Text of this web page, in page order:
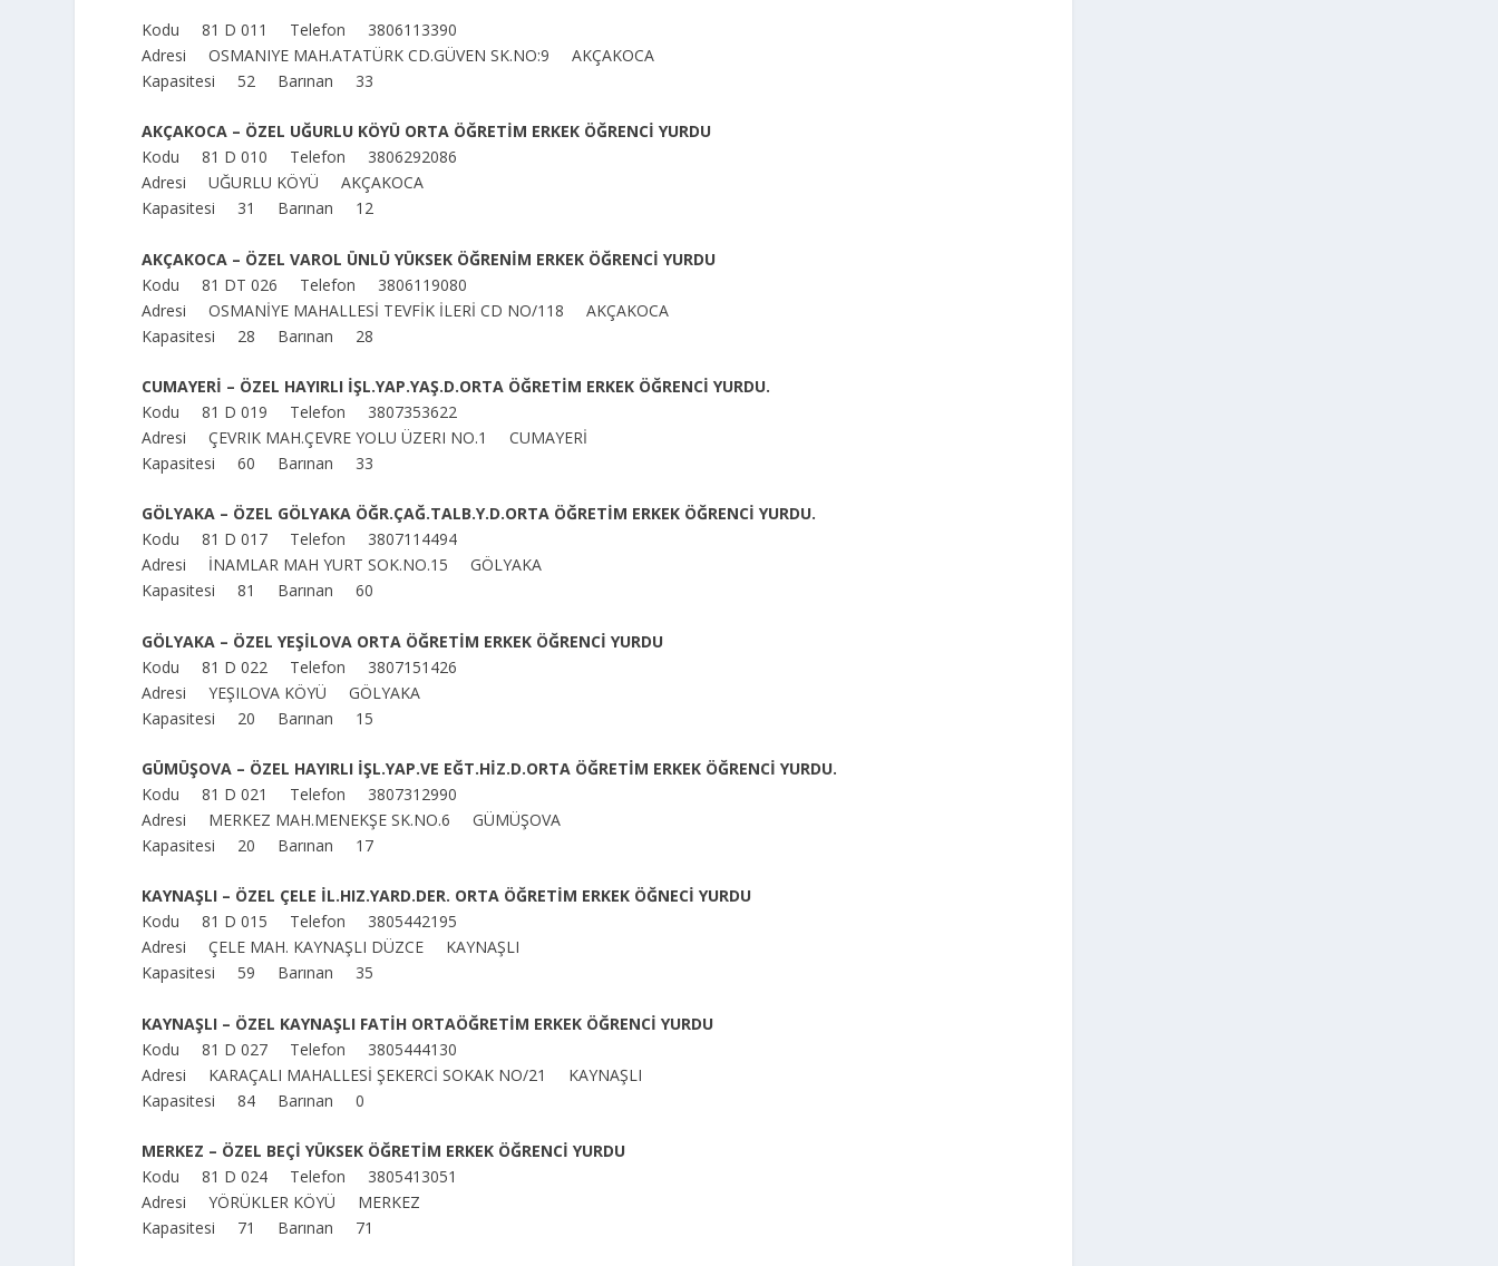
Kodu 81 D 011 Telefon 3806113390
Adresi OSMANIYE MAH.ATATÜRK CD.GÜVEN SK.NO:9 AKÇAKOCA
Kapasitesi 52 Barınan 33
AKÇAKOCA – ÖZEL UĞURLU KÖYÜ ORTA ÖĞRETİM ERKEK ÖĞRENCİ YURDU
Kodu 81 D 010 Telefon 3806292086
Adresi UĞURLU KÖYÜ AKÇAKOCA
Kapasitesi 31 Barınan 12
AKÇAKOCA – ÖZEL VAROL ÜNLÜ YÜKSEK ÖĞRENİM ERKEK ÖĞRENCİ YURDU
Kodu 81 DT 026 Telefon 3806119080
Adresi OSMANİYE MAHALLESİ TEVFİK İLERİ CD NO/118 AKÇAKOCA
Kapasitesi 28 Barınan 28
CUMAYERİ – ÖZEL HAYIRLI İŞL.YAP.YAŞ.D.ORTA ÖĞRETİM ERKEK ÖĞRENCİ YURDU.
Kodu 81 D 019 Telefon 3807353622
Adresi ÇEVRIK MAH.ÇEVRE YOLU ÜZERI NO.1 CUMAYERİ
Kapasitesi 60 Barınan 33
GÖLYAKA – ÖZEL GÖLYAKA ÖĞR.ÇAĞ.TALB.Y.D.ORTA ÖĞRETİM ERKEK ÖĞRENCİ YURDU.
Kodu 81 D 017 Telefon 3807114494
Adresi İNAMLAR MAH YURT SOK.NO.15 GÖLYAKA
Kapasitesi 81 Barınan 60
GÖLYAKA – ÖZEL YEŞİLOVA ORTA ÖĞRETİM ERKEK ÖĞRENCİ YURDU
Kodu 81 D 022 Telefon 3807151426
Adresi YEŞILOVA KÖYÜ GÖLYAKA
Kapasitesi 20 Barınan 15
GÜMÜŞOVA – ÖZEL HAYIRLI İŞL.YAP.VE EĞT.HİZ.D.ORTA ÖĞRETİM ERKEK ÖĞRENCİ YURDU.
Kodu 81 D 021 Telefon 3807312990
Adresi MERKEZ MAH.MENEKŞE SK.NO.6 GÜMÜŞOVA
Kapasitesi 20 Barınan 17
KAYNAŞLI – ÖZEL ÇELE İL.HIZ.YARD.DER. ORTA ÖĞRETİM ERKEK ÖĞNECİ YURDU
Kodu 81 D 015 Telefon 3805442195
Adresi ÇELE MAH. KAYNAŞLI DÜZCE KAYNAŞLI
Kapasitesi 59 Barınan 35
KAYNAŞLI – ÖZEL KAYNAŞLI FATİH ORTAÖĞRETİM ERKEK ÖĞRENCİ YURDU
Kodu 81 D 027 Telefon 3805444130
Adresi KARAÇALI MAHALLESİ ŞEKERCİ SOKAK NO/21 KAYNAŞLI
Kapasitesi 84 Barınan 0
MERKEZ – ÖZEL BEÇİ YÜKSEK ÖĞRETİM ERKEK ÖĞRENCİ YURDU
Kodu 81 D 024 Telefon 3805413051
Adresi YÖRÜKLER KÖYÜ MERKEZ
Kapasitesi 71 Barınan 71